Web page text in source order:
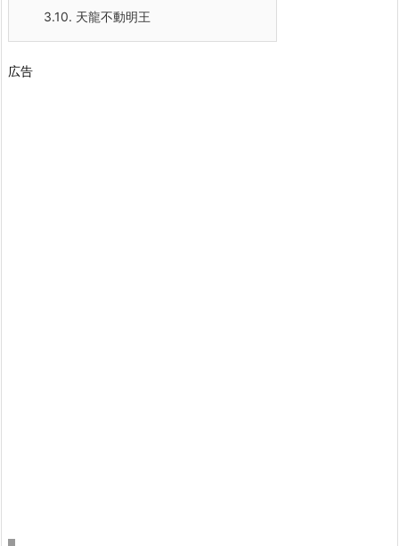
3.10. 天龍不動明王
広告